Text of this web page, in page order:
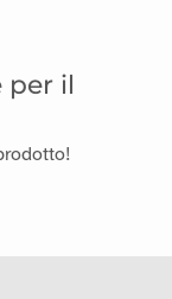
per il